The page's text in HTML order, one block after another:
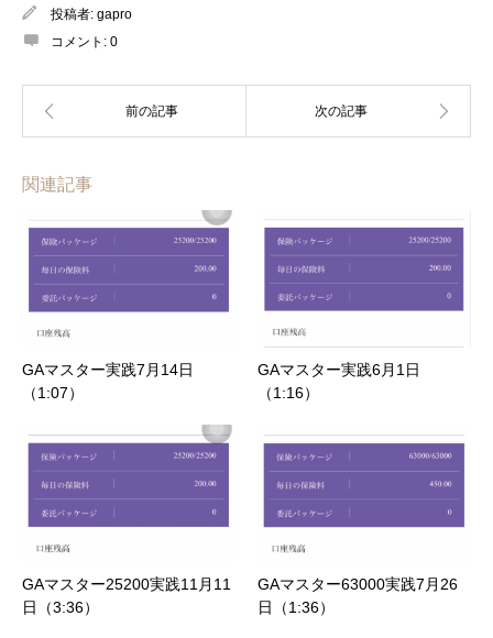
投稿者: gapro
コメント: 0
関連記事
GAマスター実践7月14日
（1:07）
GAマスター実践6月1日
（1:16）
GAマスター25200実践11月11
日（3:36）
GAマスター63000実践7月26
日（1:36）